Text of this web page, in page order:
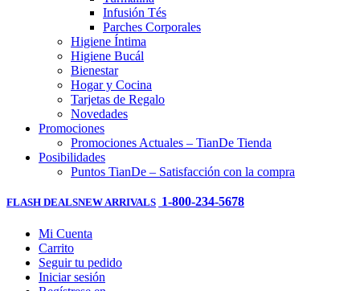
Infusión Tés
Parches Corporales
Higiene Íntima
Higiene Bucál
Bienestar
Hogar y Cocina
Tarjetas de Regalo
Novedades
Promociones
Promociones Actuales – TianDe Tienda
Posibilidades
Puntos TianDe – Satisfacción con la compra
FLASH DEALSNEW ARRIVALS 1-800-234-5678
Mi Cuenta
Carrito
Seguir tu pedido
Iniciar sesión